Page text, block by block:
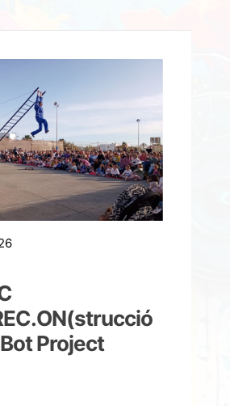
Project